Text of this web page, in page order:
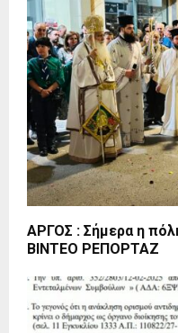
ΑΡΓΟΣ : Σήμερα η
ΒΙΝΤΕΟ ΡΕΠΟΡΤΑΖ